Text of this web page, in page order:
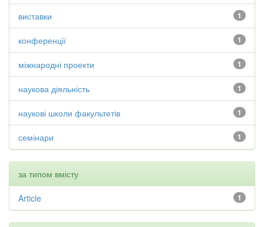
1
виставки
1
конференції
1
міжнародні проекти
1
наукова діяльність
1
наукові школи факультетів
1
семінари
за типом вмісту
1
Article